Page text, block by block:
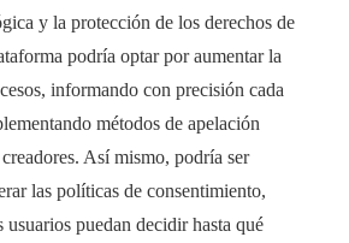
y la protección de los derechos de
podría optar por aumentar la
informando con precisión cada
métodos de apelación
Así mismo, podría ser
las políticas de consentimiento,
usuarios puedan decidir hasta qué